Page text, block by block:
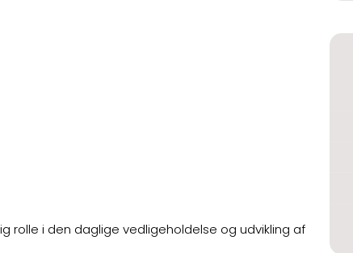
rolle i den daglige vedligeholdelse og udvikling af